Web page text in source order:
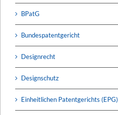
BPatG
Bundespatentgericht
Designrecht
Designschutz
Einheitlichen Patentgerichts (EPG)